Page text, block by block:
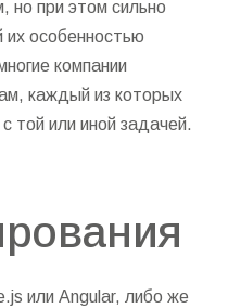
но при этом сильно
их особенностью
компании
каждый из которых
той или иной задачей.
или Angular, либо же